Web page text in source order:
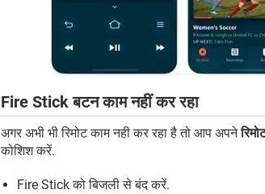
Fire Stick बटन काम नहीं कर रहा
अगर अभी भी रिमोट काम नही कर रहा है तो आप अपने
कोशिश करें.
Fire Stick को बिजली से बंद करें.